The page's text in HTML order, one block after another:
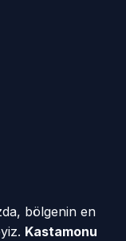
bölgenin en
Kastamonu